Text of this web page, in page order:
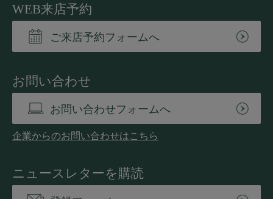
WEB来店予約
ご来店予約フォームへ
お問い合わせ
お問い合わせフォームへ
企業からのお問い合わせはこちら
ニュースレターを購読